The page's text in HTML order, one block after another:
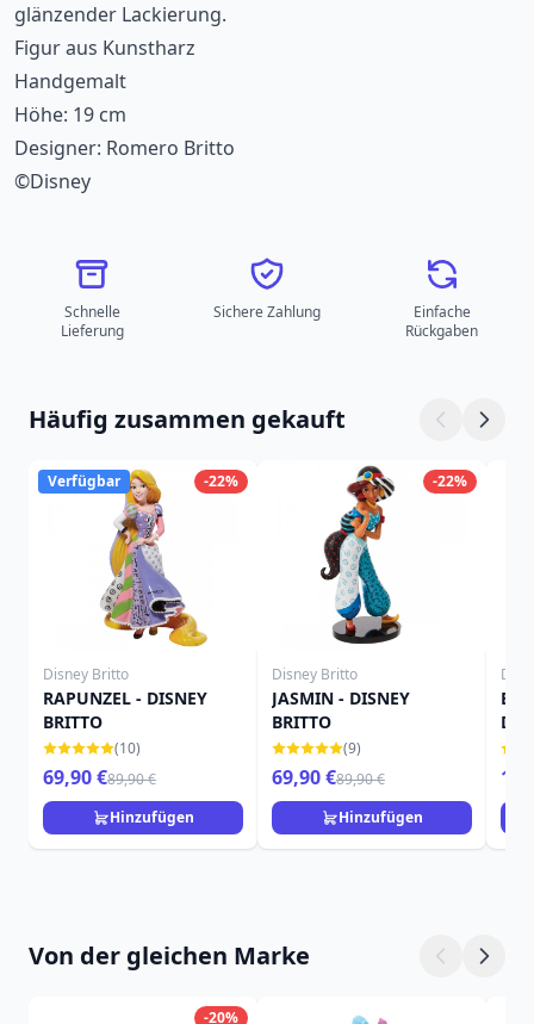
glänzender Lackierung.
Figur aus Kunstharz
Handgemalt
Höhe: 19 cm
Designer: Romero Britto
©Disney
Schnelle
Lieferung
Sichere Zahlung
Einfache
Rückgaben
Häufig zusammen gekauft
-22%
Verfügbar
Disney Britto
RAPUNZEL - DISNEY
BRITTO
(10)
69,90 €89,90 €
Hinzufügen
-22%
Disney Britto
JASMIN - DISNEY
BRITTO
(9)
69,90 €89,90 €
Hinzufügen
Von der gleichen Marke
-20%